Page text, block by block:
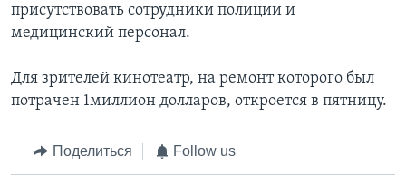
присутствовать сотрудники полиции и
медицинский персонал.
Для зрителей кинотеатр, на ремонт которого был
потрачен 1миллион долларов, откроется в пятницу.
Поделиться Follow us